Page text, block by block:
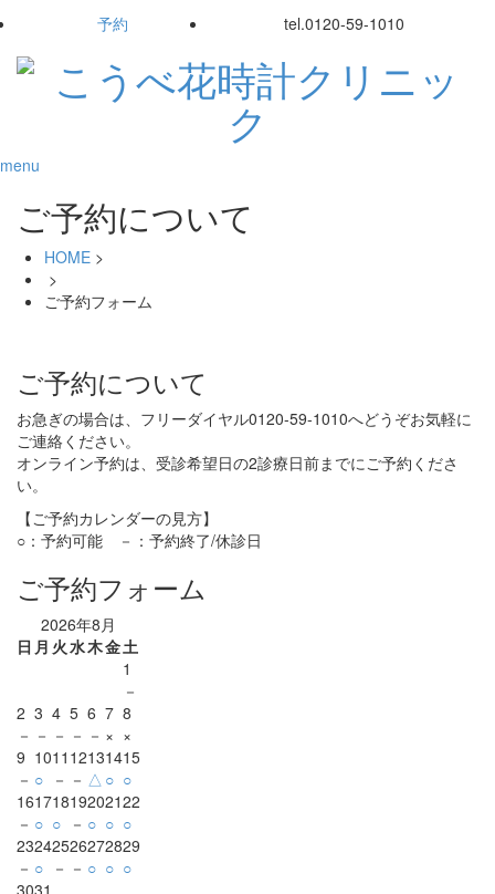
予約 tel.0120-59-1010
menu
ご予約について
HOME >
>
ご予約フォーム
ご予約について
お急ぎの場合は、フリーダイヤル0120-59-1010へどうぞお気軽に
ご連絡ください。
オンライン予約は、受診希望日の2診療日前までにご予約くださ
い。
【ご予約カレンダーの見方】
○：予約可能 －：予約終了/休診日
ご予約フォーム
2026年8月
日 月 火水木金土
1
－
2
－
3
－
4
－
5
－
6
－
7
×
8
×
9
－
10
○
11
－
12
－
13
△
14
○
15
○
16
－
17
○
18
○
19
－
20
○
21
○
22
○
23
－
24
○
25
－
26
－
27
○
28
○
29
○
3031